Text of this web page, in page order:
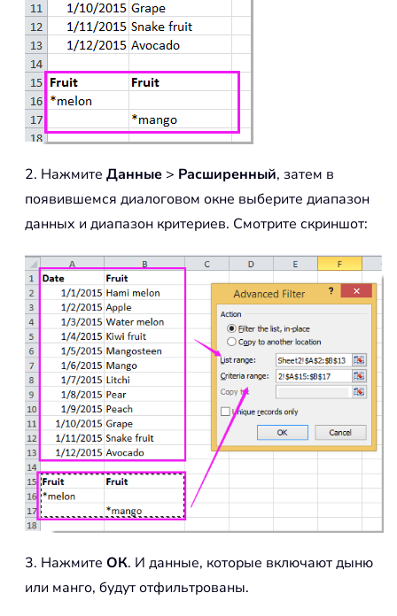
2. Нажмите Данные > Расширенный, затем в
появившемся диалоговом окне выберите диапазон
данных и диапазон критериев. Смотрите скриншот:
3. Нажмите ОК. И данные, которые включают дыню
или манго, будут отфильтрованы.